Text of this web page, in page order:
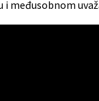
međusobnom